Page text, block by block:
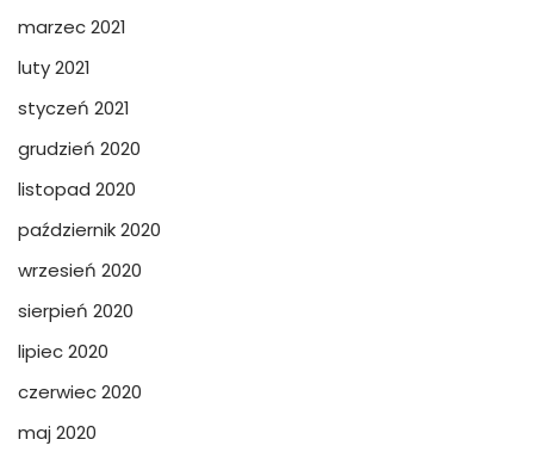
marzec 2021
luty 2021
styczeń 2021
grudzień 2020
listopad 2020
październik 2020
wrzesień 2020
sierpień 2020
lipiec 2020
czerwiec 2020
maj 2020